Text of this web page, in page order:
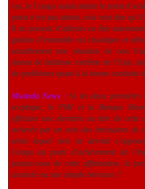
cas, le Congo aurait atteint le point
point n’est pas atteint, cela veut dire
Il ne pouvait d’ailleurs en être
gestion d’ensemble est chaotique et
actuellement une situation de non
disons de faiblesse extrême de l’Etat,
de problèmes quant à la bonne conduite
Mwinda News : Si les deux premières
sceptique, le FMI et la Banque
effectuer une dernière au titre de cette
achevée par un avis des émissaires de
selon lequel rien ne devrait
Congo au point d’achèvement de
pensez-vous de cette affirmation, la
avancée ou une simple berceuse ?